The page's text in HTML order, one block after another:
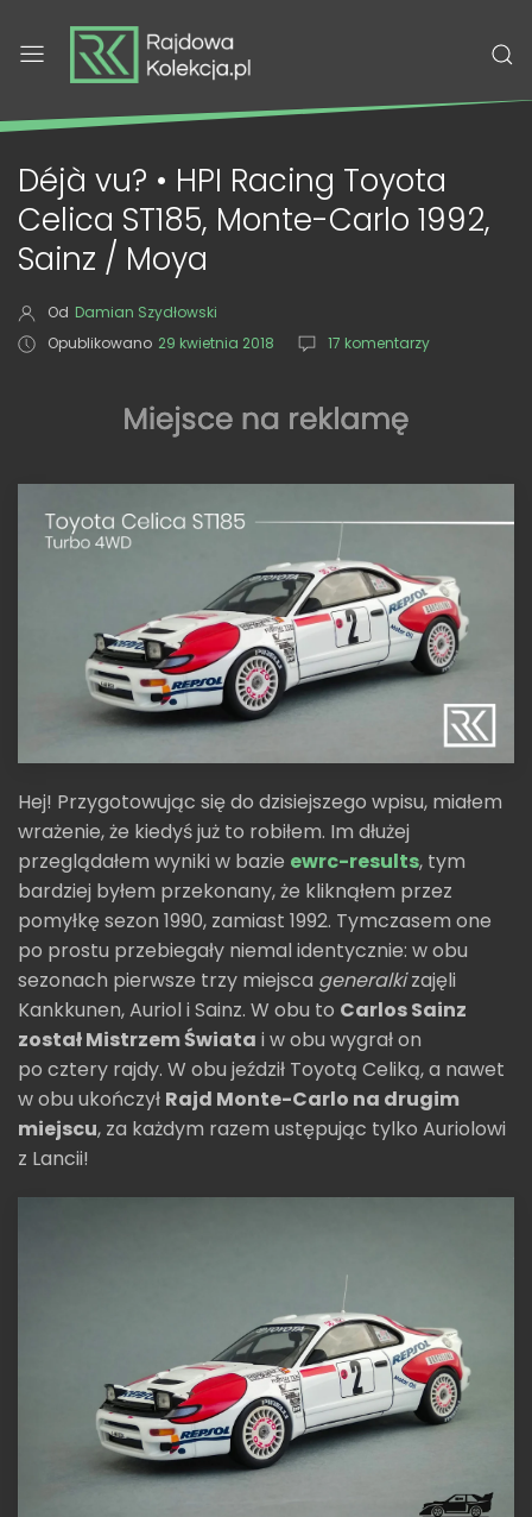
Déjà vu? • HPI Racing Toyota
Celica ST185, Monte-Carlo 1992,
Sainz / Moya
Od Damian Szydłowski
Opublikowano 29 kwietnia 2018 17 komentarzy
Hej! Przygotowując się do dzisiejszego wpisu, miałem
wrażenie, że kiedyś już to robiłem. Im dłużej
przeglądałem wyniki w bazie ewrc-results, tym
bardziej byłem przekonany, że kliknąłem przez
pomyłkę sezon 1990, zamiast 1992. Tymczasem one
po prostu przebiegały niemal identycznie: w obu
sezonach pierwsze trzy miejsca generalkizajęli
Kankkunen, Auriol i Sainz. W obu to Carlos Sainz
został Mistrzem Świata i w obu wygrał on
po cztery rajdy. W obu jeździł Toyotą Celiką, a nawet
w obu ukończył Rajd Monte-Carlo na drugim
miejscu, za każdym razem ustępując tylko Auriolowi
z Lancii!